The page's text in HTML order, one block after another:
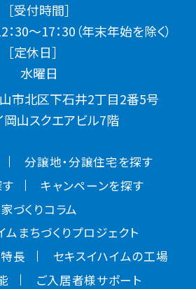
［受付時間］
：30～17：30（年末年始を除く）
［定休日］
水曜日
市北区下石井2丁目2番5号
岡山スクエアビル7階
分譲地・分譲住宅を探す
キャンペーンを探す
家づくりコラム
ムまちづくりプロジェクト
長
セキスイハイムの工場
ご入居者様サポート